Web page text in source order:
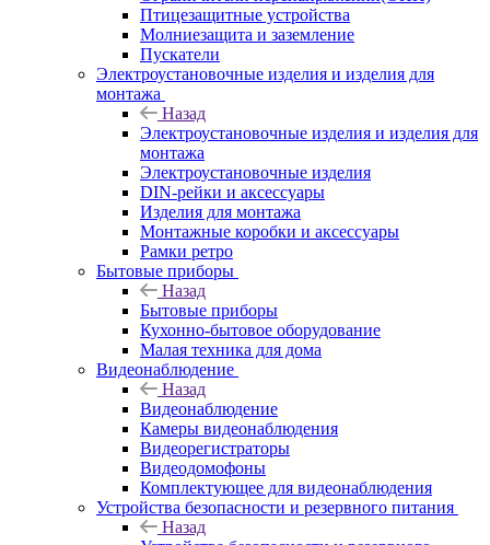
Птицезащитные устройства
Молниезащита и заземление
Пускатели
Электроустановочные изделия и изделия для
монтажа
Назад
Электроустановочные изделия и изделия для
монтажа
Электроустановочные изделия
DIN-рейки и аксессуары
Изделия для монтажа
Монтажные коробки и аксессуары
Рамки ретро
Бытовые приборы
Назад
Бытовые приборы
Кухонно-бытовое оборудование
Малая техника для дома
Видеонаблюдение
Назад
Видеонаблюдение
Камеры видеонаблюдения
Видеорегистраторы
Видеодомофоны
Комплектующее для видеонаблюдения
Устройства безопасности и резервного питания
Назад